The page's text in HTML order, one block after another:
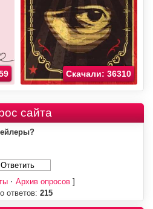
Скачали: 36310
сайта
· Архив опросов]
ответов: 215